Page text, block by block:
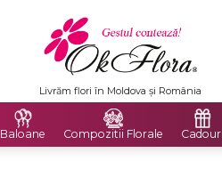
Livrăm flori în Moldova și România
Baloane Compozitii Florale